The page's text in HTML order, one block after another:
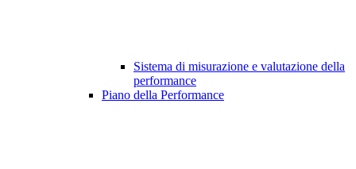
Sistema di misurazione e valutazione della
performance
Piano della Performance